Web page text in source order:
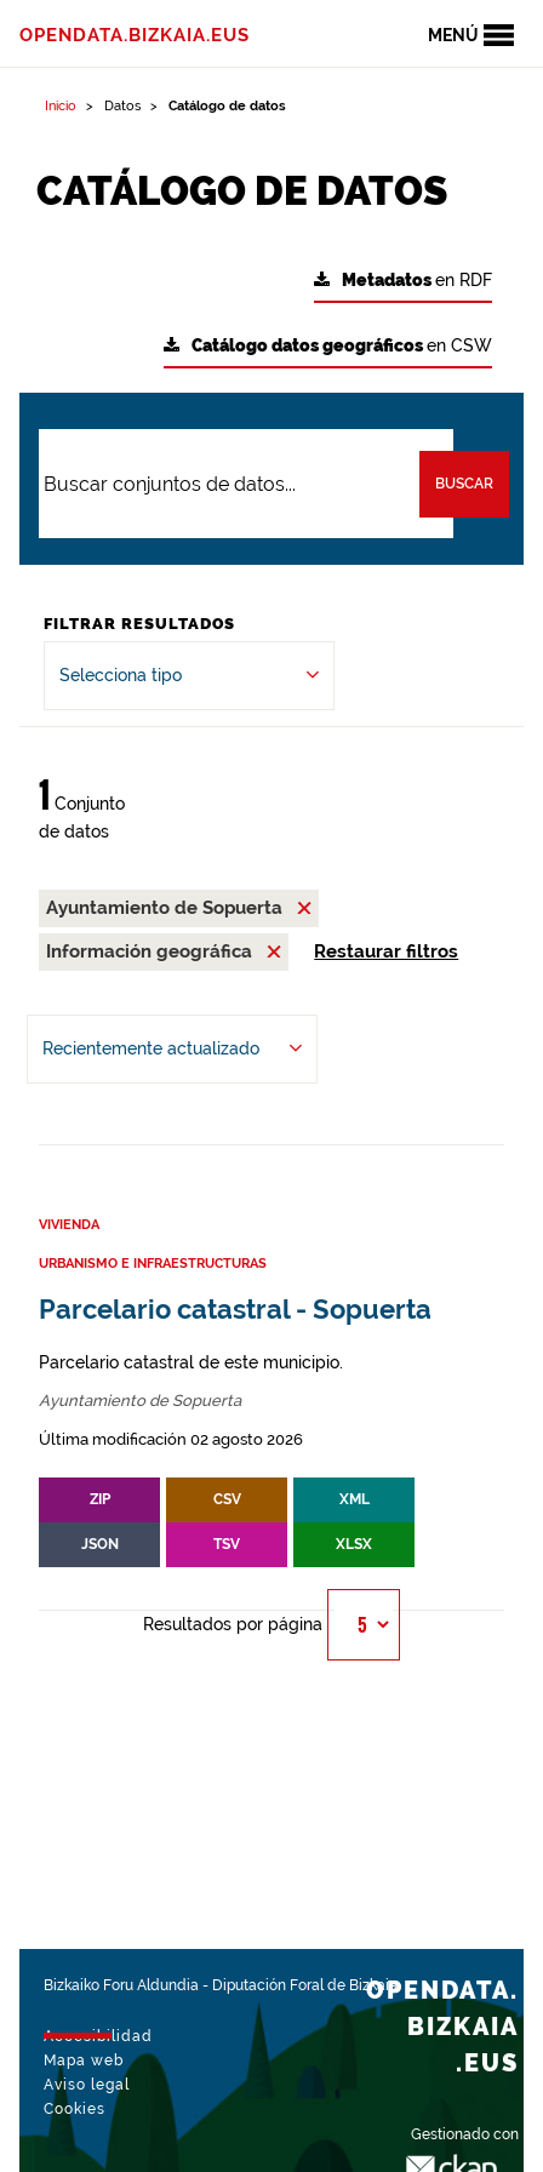
MENÚ
OPENDATA.BIZKAIA.EUS
Inicio Datos Catálogo de datos
CATÁLOGO DE DATOS
Metadatosen RDF
Catálogo datos geográficosen CSW
BUSCAR
FILTRAR RESULTADOS
Selecciona tipo
1 Conjunto
de datos
Ayuntamiento de Sopuerta
Información geográfica
Restaurar filtros
Recientemente actualizado
VIVIENDA
URBANISMO E INFRAESTRUCTURAS
Parcelario catastral - Sopuerta
Parcelario catastral de este municipio.
Ayuntamiento de Sopuerta
Última modificación 02 agosto 2026
ZIP CSV XML
JSON TSV XLSX
Resultados por página
Bizkaiko Foru Aldundia - Diputación Foral de Bizkaia
Accesibilidad
Mapa web
Aviso legal
Cookies
Gestionado con
OPENDATA.
BIZKAIA
.EUS